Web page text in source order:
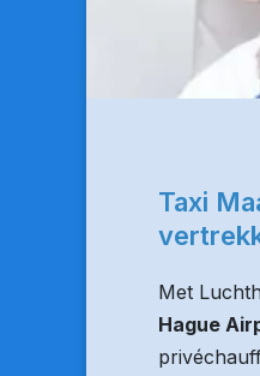
Taxi
Met
Hague